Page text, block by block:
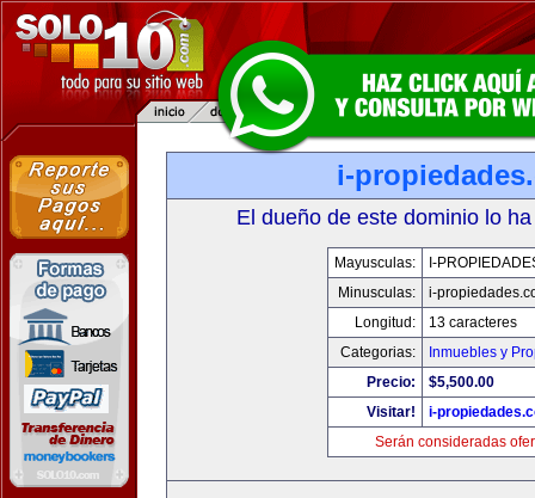
i-
El dueño de este dominio lo
Mayusculas:
I-
Minusculas:
i-
Longitud:
13 caracteres
Categorias:
Inmuebles y
Precio:
$5,500.00
Visitar!
i-
Serán consideradas